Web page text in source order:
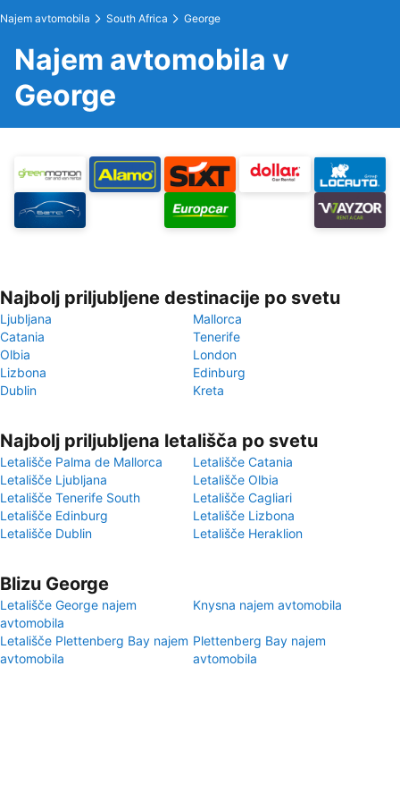
Najem avtomobila South Africa George
Najem avtomobila v
George
Najbolj priljubljene destinacije po svetu
Ljubljana
Mallorca
Catania
Tenerife
Olbia
London
Lizbona
Edinburg
Dublin
Kreta
Najbolj priljubljena letališča po svetu
Letališče Palma de Mallorca
Letališče Catania
Letališče Ljubljana
Letališče Olbia
Letališče Tenerife South
Letališče Cagliari
Letališče Edinburg
Letališče Lizbona
Letališče Dublin
Letališče Heraklion
Blizu George
Letališče George najem
avtomobila
Knysna najem avtomobila
Letališče Plettenberg Bay najem
avtomobila
Plettenberg Bay najem
avtomobila